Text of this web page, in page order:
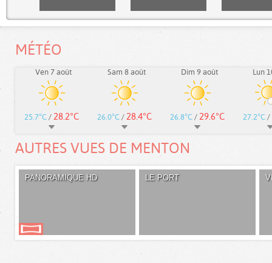
MÉTÉO
Ven 7 août
25.7°C / 28.2°C
Sam 8 août
26.0°C / 28.4°C
Dim 9 août
26.8°C / 29.6°C
Lun
27.2°C /
AUTRES VUES DE MENTON
PANORAMIQUE HD LE PORT